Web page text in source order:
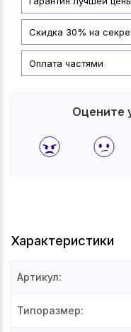
Скидка 30% на
Оплата частями
Оцените
Характеристики
Артикул:
Типоразмер: